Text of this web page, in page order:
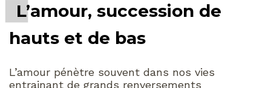
L’amour, succession de
hauts et de bas
L’amour pénètre souvent dans nos vies
entrainant de grands renversements